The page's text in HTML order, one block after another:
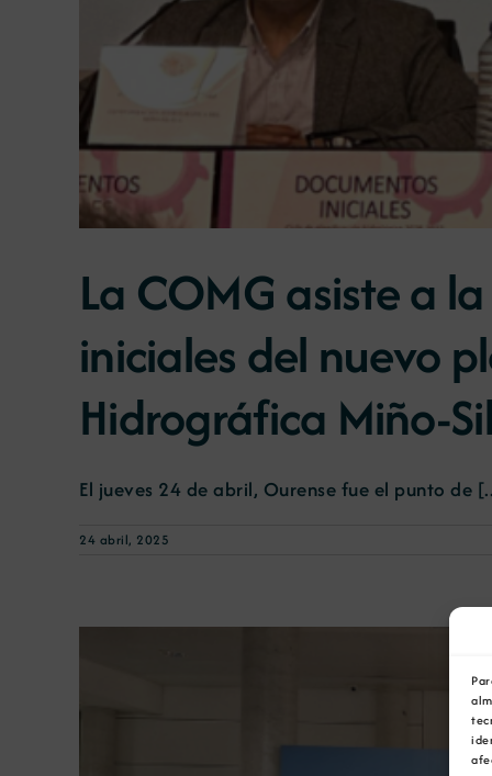
La COMG asiste a
iniciales del nuevo
Hidrográfica Miño-
El jueves 24 de abril, Ourense fue el punto de
24 abril, 2025